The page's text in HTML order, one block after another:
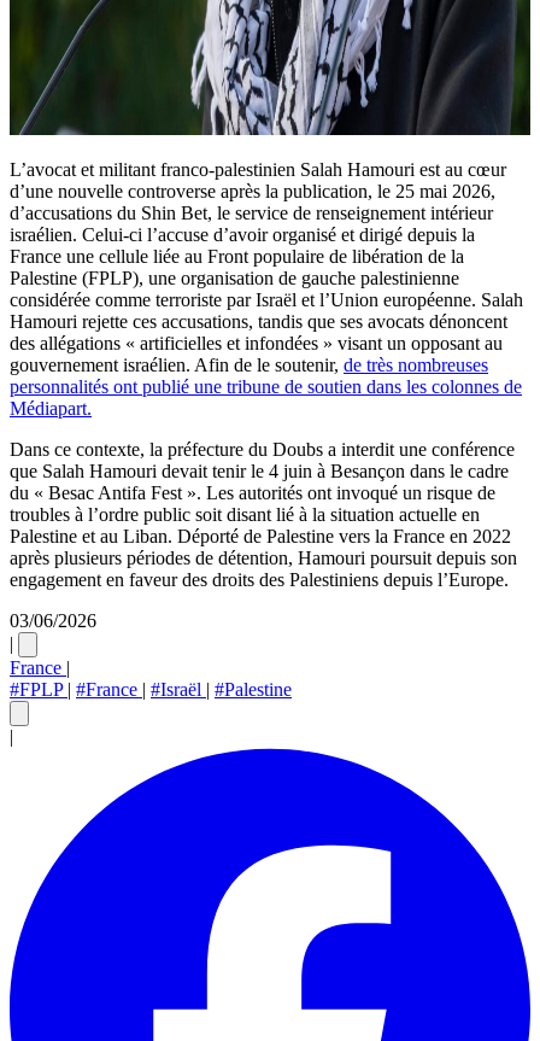
L’avocat et militant franco-palestinien Salah Hamouri est au cœur
d’une nouvelle controverse après la publication, le 25 mai 2026,
d’accusations du Shin Bet, le service de renseignement intérieur
israélien. Celui-ci l’accuse d’avoir organisé et dirigé depuis la
France une cellule liée au Front populaire de libération de la
Palestine (FPLP), une organisation de gauche palestinienne
considérée comme terroriste par Israël et l’Union européenne. Salah
Hamouri rejette ces accusations, tandis que ses avocats dénoncent
des allégations « artificielles et infondées » visant un opposant au
gouvernement israélien. Afin de le soutenir, de très nombreuses
personnalités ont publié une tribune de soutien dans les colonnes de
Médiapart.
Dans ce contexte, la préfecture du Doubs a interdit une conférence
que Salah Hamouri devait tenir le 4 juin à Besançon dans le cadre
du « Besac Antifa Fest ». Les autorités ont invoqué un risque de
troubles à l’ordre public soit disant lié à la situation actuelle en
Palestine et au Liban. Déporté de Palestine vers la France en 2022
après plusieurs périodes de détention, Hamouri poursuit depuis son
engagement en faveur des droits des Palestiniens depuis l’Europe.
03/06/2026
|
France |
#FPLP | #France | #Israël | #Palestine
|